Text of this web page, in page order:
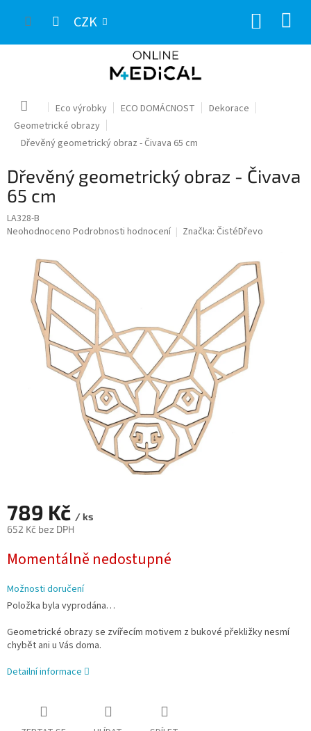
CZK
Domů Eco výrobky ECO DOMÁCNOST
Dekorace
Geometrické obrazy
Dřevěný geometrický obraz - Čivava 65 cm
Dřevěný geometrický obraz - Čivava
65 cm
LA328-B
Průměrné
produktu
hvězdiček.
Neohodnoceno Podrobnosti hodnocení Značka: ČistéDřevo
789 Kč / ks
652 Kč bez DPH
cena:
Momentálně nedostupné
Možnosti doručení
Položka byla vyprodána…
Geometrické obrazy se zvířecím motivem z bukové překližky nesmí
chybět ani u Vás doma.
Detailní informace